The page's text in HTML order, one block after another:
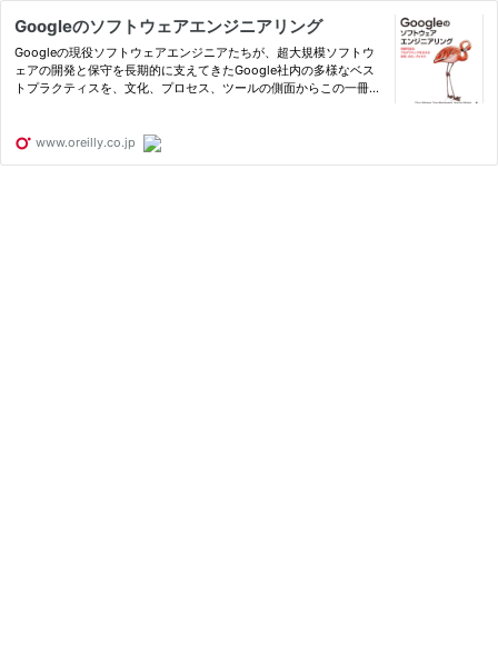
Googleのソフトウェアエンジニアリング
Googleの現役ソフトウェアエンジニアたちが、超大規模ソフトウ
ェアの開発と保守を長期的に支えてきたGoogle社内の多様なベス
トプラクティスを、文化、プロセス、ツールの側面からこの一冊に
す。「…
www.oreilly.co.jp